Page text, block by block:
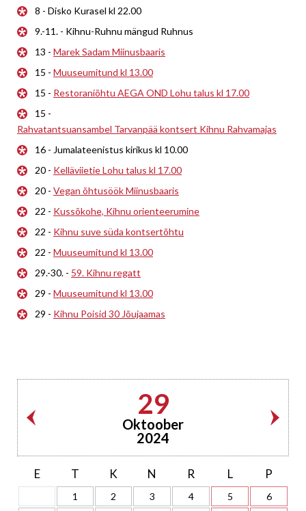
8 - Disko Kurasel kl 22.00
9.-11. - Kihnu-Ruhnu mängud Ruhnus
13 - Marek Sadam Miinusbaaris
15 - Muuseumitund kl 13.00
15 - Restoraniõhtu AEGA OND Lohu talus kl 17.00
15 -
Rahvatantsuansambel Tarvanpää kontsert Kihnu Rahvamajas
16 - Jumalateenistus kirikus kl 10.00
20 - Kelläviietie Lohu talus kl 17.00
20 - Vegan õhtusöök Miinusbaaris
22 - Kussõkohe, Kihnu orienteerumine
22 - Kihnu suve süda kontsertõhtu
22 - Muuseumitund kl 13.00
29.-30. - 59. Kihnu regatt
29 - Muuseumitund kl 13.00
29 - Kihnu Poisid 30 Jõujaamas
29
Oktoober
2024
E T K N R L P
1 2 3 4 5
6